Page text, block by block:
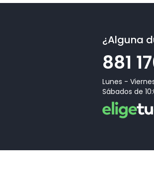
[WFX]Paquete Premium
Sistema de
¿Alguna
881
Lunes -
Sábados de